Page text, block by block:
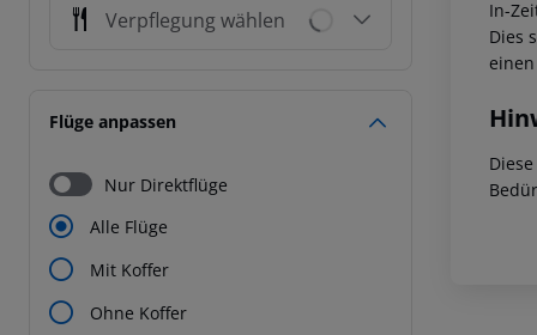
Verpflegung wählen
Flüge anpassen
Nur Direktflüge
Alle Flüge
Mit Koffer
Ohne Koffer
In-
Dies